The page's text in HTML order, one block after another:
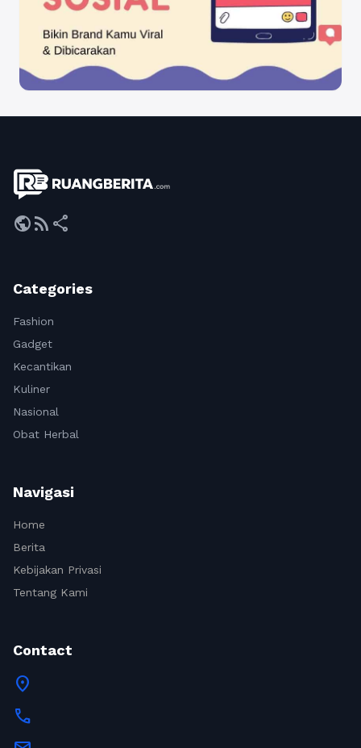
publicrss_feed share
Categories
Fashion
Gadget
Kecantikan
Kuliner
Nasional
Obat Herbal
Navigasi
Home
Berita
Kebijakan Privasi
Tentang Kami
Contact
location_on
call